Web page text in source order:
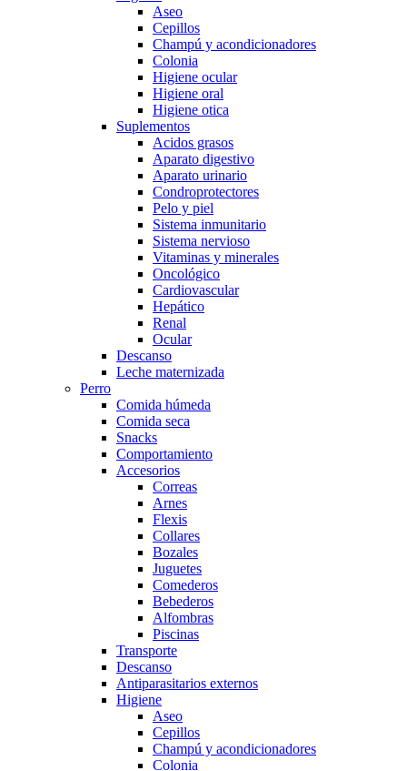
Aseo
Cepillos
Champú y acondicionadores
Colonia
Higiene ocular
Higiene oral
Higiene otica
Suplementos
Acidos grasos
Aparato digestivo
Aparato urinario
Condroprotectores
Pelo y piel
Sistema inmunitario
Sistema nervioso
Vitaminas y minerales
Oncológico
Cardiovascular
Hepático
Renal
Ocular
Descanso
Leche maternizada
Perro
Comida húmeda
Comida seca
Snacks
Comportamiento
Accesorios
Correas
Arnes
Flexis
Collares
Bozales
Juguetes
Comederos
Bebederos
Alfombras
Piscinas
Transporte
Descanso
Antiparasitarios externos
Higiene
Aseo
Cepillos
Champú y acondicionadores
Colonia